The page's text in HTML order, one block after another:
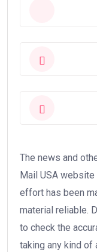
The news and
Mail USA
effort has been
material reliable.
to check the
taking any kind of